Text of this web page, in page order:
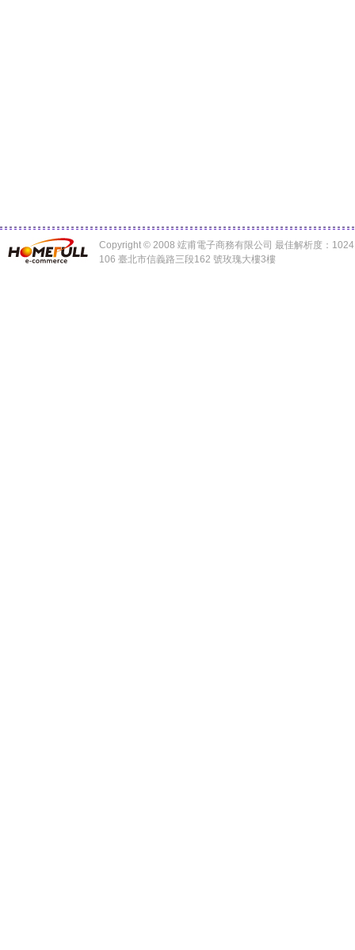
Copyright © 2008 竤甫電子商務有限公司 最佳解析度：
106 臺北市信義路三段162 號玫瑰大樓3樓